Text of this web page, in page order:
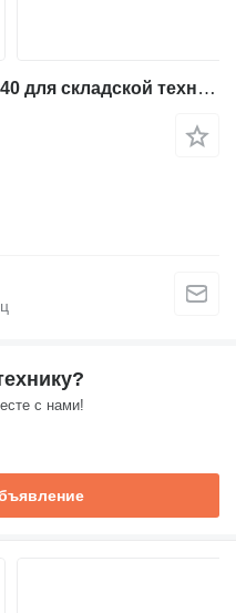
Электродвигатель Juli 308040 для складской техники Linde E35P, Series 337
с нами!